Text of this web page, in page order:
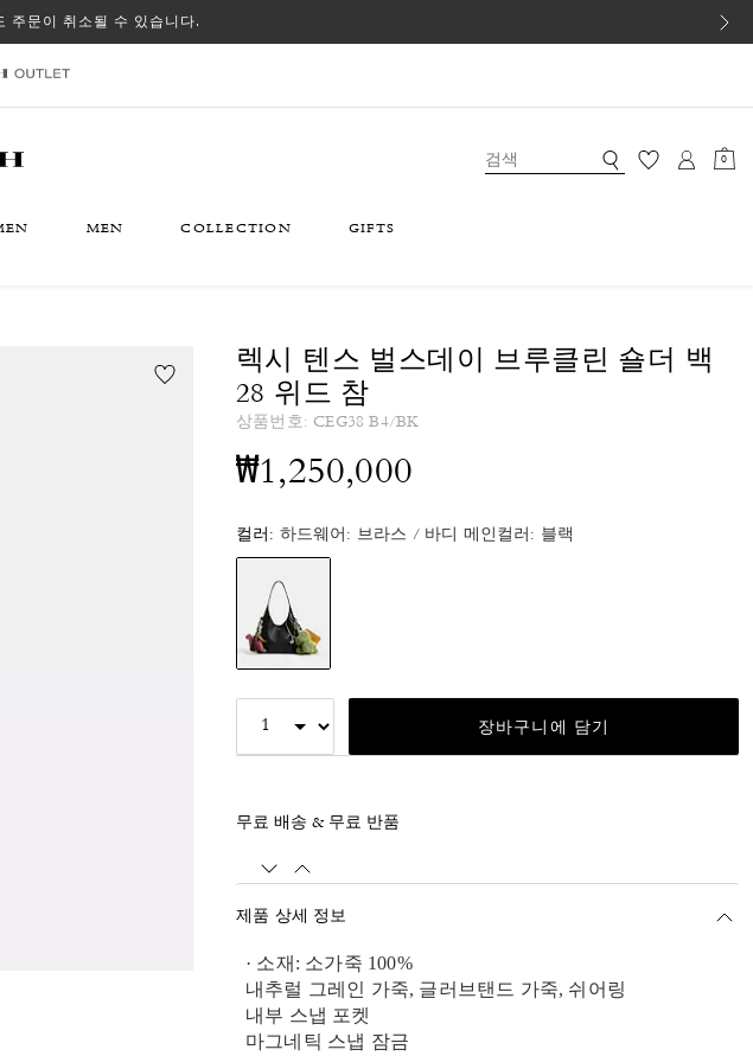
주문이 취소될 수 있습니다.
0
MEN COLLECTION GIFTS
렉시 텐스 벌스데이 브루클린 숄더 백
28 위드 참
상품번호: CEG38 B4/BK
₩1,250,000
컬러: 하드웨어: 브라스 / 바디 메인컬러: 블랙
장바구니에 담기
무료 배송 & 무료 반품
제품 상세 정보
· 소재: 소가죽 100%
내추럴 그레인 가죽, 글러브탠드 가죽, 쉬어링
내부 스냅 포켓
마그네틱 스냅 잠금